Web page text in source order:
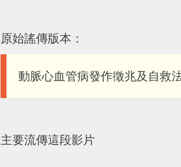
原始謠傳版本：
動脈心血管病發作徵兆及自救
主要流傳這段影片